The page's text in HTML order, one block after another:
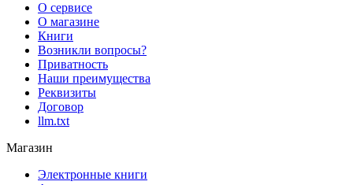
О сервисе
О магазине
Книги
Возникли вопросы?
Приватность
Наши преимущества
Реквизиты
Договор
llm.txt
Магазин
Электронные книги